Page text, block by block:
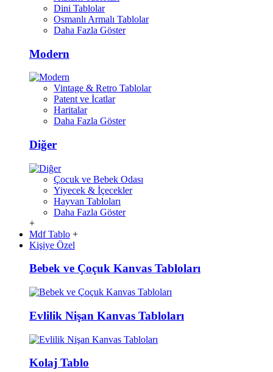
Dini Tablolar
Osmanlı Armalı Tablolar
Daha Fazla Göster
Modern
Vintage & Retro Tablolar
Patent ve İcatlar
Haritalar
Daha Fazla Göster
Diğer
Çocuk ve Bebek Odası
Yiyecek & İçecekler
Hayvan Tabloları
Daha Fazla Göster
+
Mdf Tablo +
Kişiye Özel
Bebek ve Çoçuk Kanvas Tabloları
Evlilik Nişan Kanvas Tabloları
Kolaj Tablo